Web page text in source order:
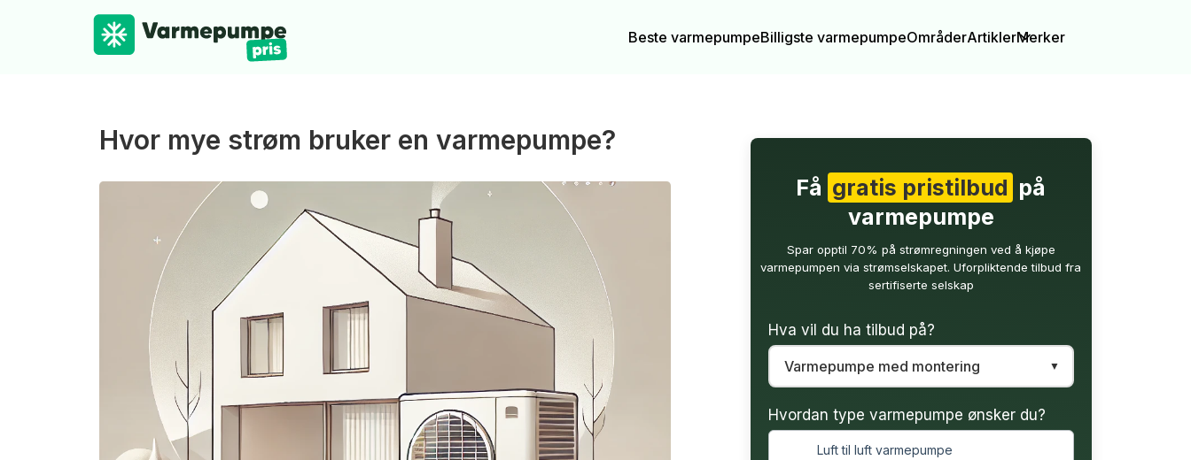
Beste varmepumpeBilligste varmepumpeOmråderArtiklerMerker
Hvor mye strøm bruker en varmepumpe?
Få gratis pristilbud på
varmepumpe
Spar opptil 70% på strømregningen ved å kjøpe
varmepumpen via strømselskapet. Uforpliktende tilbud fra
sertifiserte selskap
Hva vil du ha tilbud på?
Hvordan type varmepumpe ønsker du?
Luft til luft varmepumpe